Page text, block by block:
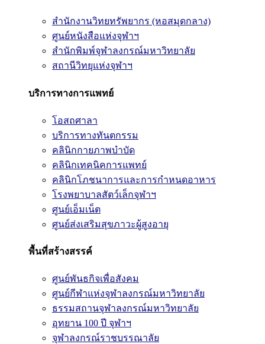
สำนักงานวิทยทรัพยากร (หอสมุดกลาง)
ศูนย์หนังสือแห่งจุฬาฯ
สำนักพิมพ์จุฬาลงกรณ์มหาวิทยาลัย
สถานีวิทยุแห่งจุฬาฯ
บริการทางการแพทย์
โอสถศาลา
บริการทางทันตกรรม
คลินิกกายภาพบำบัด
คลินิกเทคนิคการแพทย์
คลินิกโภชนาการและการกำหนดอาหาร
โรงพยาบาลสัตว์เล็กจุฬาฯ
ศูนย์เอ็มเน็ต
ศูนย์ส่งเสริมสุขภาวะผู้สูงอายุ
พื้นที่สร้างสรรค์
ศูนย์พันธกิจเพื่อสังคม
ศูนย์กีฬาแห่งจุฬาลงกรณ์มหาวิทยาลัย
ธรรมสถานจุฬาลงกรณ์มหาวิทยาลัย
อุทยาน 100 ปี จุฬาฯ
จุฬาลงกรณ์ราชบรรณาลัย